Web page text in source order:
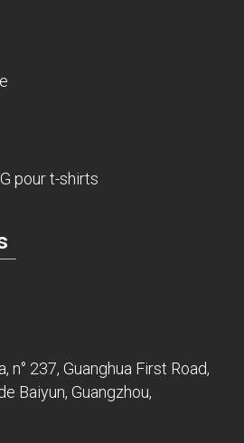
pour t-shirts
n° 237, Guanghua First Road,
Baiyun, Guangzhou,